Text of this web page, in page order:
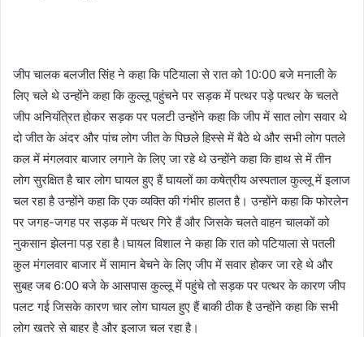
जीप चालक बलजीत सिंह ने कहा कि पटियाला से रात को 10:00 बजे मनाली के
लिए चले थे उन्होंने कहा कि कुल्लू पहुंचने पर सड़क में पत्थर पड़े पत्थर के चलते
जीप अनियंत्रित होकर सड़क पर पलटी उन्होंने कहा कि जीप में सात लोग सवार थे
दो जीत के अंदर और पांच लोग जीत के पिछले हिस्से में बैठे थे और सभी लोग पतले
कल में मंगलवार बाजार लगाने के लिए जा रहे थे उन्होंने कहा कि हाथ से में तीन
लोग सुरक्षित है चार लोग घायल हुए हैं घायलों का कषेत्रीय अस्पताल कुल्लू में इलाज
चल रहा है उन्होंने कहा कि एक व्यक्ति की गंभीर हालत है। उन्होंने कहा कि फोरलेन
पर जगह-जगह पर सड़क में पत्थर गिरे हैं और जिसके चलते वाहन चालकों को
नुकसान झेलना पड़ रहा है।घायल विशाल ने कहा कि रात को पटियाला से पतली
कुल मंगलवार बाजार में सामान बेचने के लिए जीप में सवार होकर जा रहे थे और
सुबह जब 6:00 बजे के आसपास कुल्लू में पहुंचे तो सड़क पर पत्थर के कारण जीप
पलट गई जिसके कारण चार लोग घायल हुए हैं बाकी ठीक है उन्होंने कहा कि सभी
लोग खतरे से बाहर है और इलाज चल रहा है।